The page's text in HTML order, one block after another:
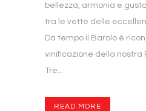
bellezza, armonia e
tra le vette delle
Da tempo il Barolo è
vinificazione della nostra
Tre...
READ MORE